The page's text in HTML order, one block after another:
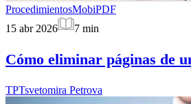
ProcedimientosMobiPDF
15 abr 2026
7 min
Cómo eliminar páginas de
TPTsvetomira Petrova